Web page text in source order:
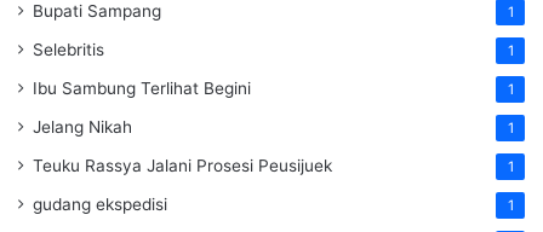
Bupati Sampang 1
Selebritis 1
Ibu Sambung Terlihat Begini 1
Jelang Nikah 1
Teuku Rassya Jalani Prosesi Peusijuek 1
gudang ekspedisi 1